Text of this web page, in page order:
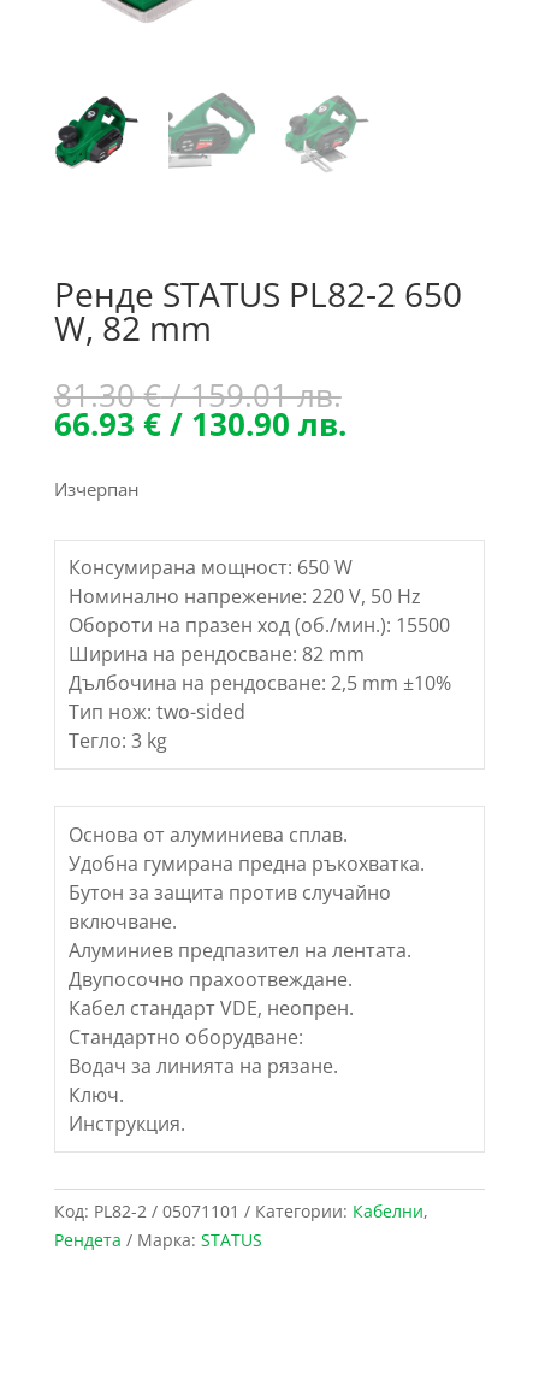
Ренде STATUS PL82-2 650
W, 82 mm
81.30€/ 159.01 лв.Original
price
was:
159.01 лв..
66.93 €/ 130.90 лв.Текущата
цена
/
130.90 лв..
Изчерпан
Консумирана мощност: 650 W
Номинално напрежение: 220 V, 50 Hz
Обороти на празен ход (об./мин.): 15500
Ширина на рендосване: 82 mm
Дълбочина на рендосване: 2,5 mm ±10%
Тип нож: two-sided
Тегло: 3 kg
Основа от алуминиева сплав.
Удобна гумирана предна ръкохватка.
Бутон за защита против случайно
включване.
Алуминиев предпазител на лентата.
Двупосочно прахоотвеждане.
Кабел стандарт VDE, неопрен.
Стандартно оборудване:
Водач за линията на рязане.
Ключ.
Инструкция.
Код: PL82-2 / 05071101 Категории: Кабелни,
Рендета
Марка: STATUS